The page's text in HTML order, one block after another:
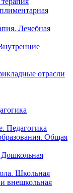
Лечебная
отрасли
Педагогика
Общая
Школьная
внешкольная